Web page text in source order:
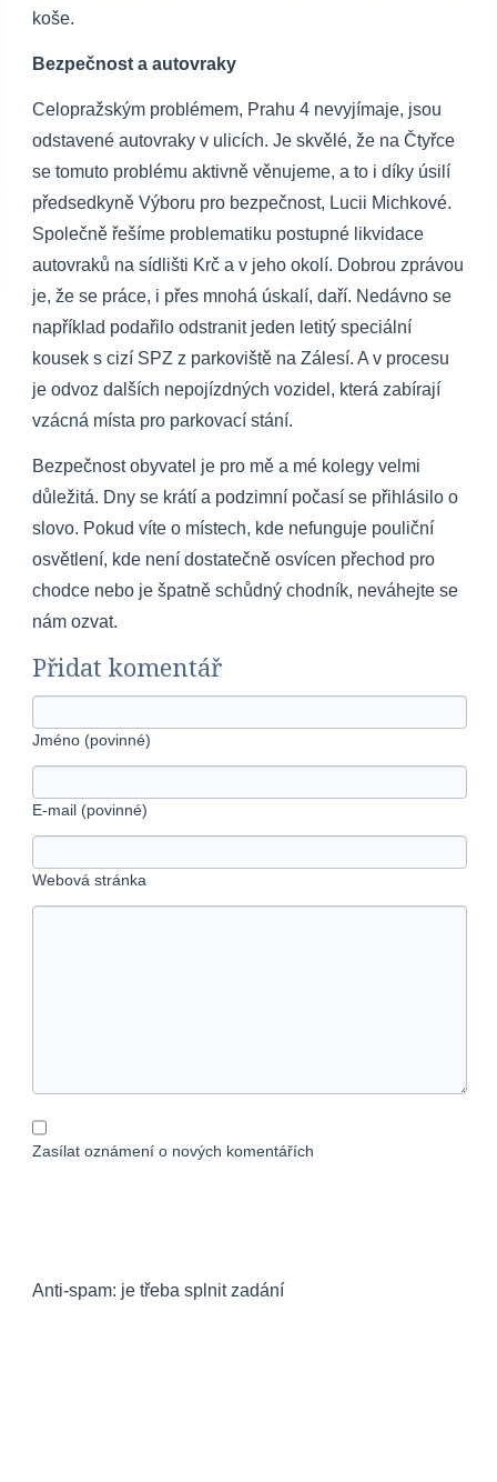
koše.
Bezpečnost a autovraky
Celopražským problémem, Prahu 4 nevyjímaje, jsou
odstavené autovraky v ulicích. Je skvělé, že na Čtyřce
se tomuto problému aktivně věnujeme, a to i díky úsilí
předsedkyně Výboru pro bezpečnost, Lucii Michkové.
Společně řešíme problematiku postupné likvidace
autovraků na sídlišti Krč a v jeho okolí. Dobrou zprávou
je, že se práce, i přes mnohá úskalí, daří. Nedávno se
například podařilo odstranit jeden letitý speciální
kousek s cizí SPZ z parkoviště na Zálesí. A v procesu
je odvoz dalších nepojízdných vozidel, která zabírají
vzácná místa pro parkovací stání.
Bezpečnost obyvatel je pro mě a mé kolegy velmi
důležitá. Dny se krátí a podzimní počasí se přihlásilo o
slovo. Pokud víte o místech, kde nefunguje pouliční
osvětlení, kde není dostatečně osvícen přechod pro
chodce nebo je špatně schůdný chodník, neváhejte se
nám ozvat.
Přidat komentář
Jméno (povinné)
E-mail (povinné)
Webová stránka
Zasílat oznámení o nových komentářích
Anti-spam: je třeba splnit zadání